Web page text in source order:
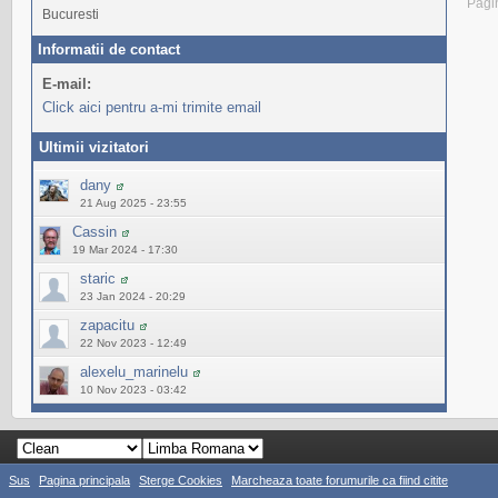
Bucuresti
Informatii de contact
E-mail:
Click aici pentru a-mi trimite email
Ultimii vizitatori
dany
21 Aug 2025 - 23:55
Cassin
19 Mar 2024 - 17:30
staric
23 Jan 2024 - 20:29
zapacitu
22 Nov 2023 - 12:49
alexelu_marinelu
10 Nov 2023 - 03:42
Sus Pagina principala Sterge Cookies Marcheaza toate forumurile ca fiind citite